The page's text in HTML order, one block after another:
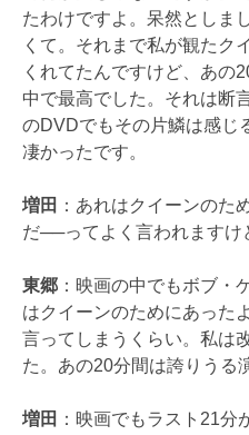
たわけですよ。呆然としま
くて。それまで私が観たク
くれてたんですけど、あの
中で最高でした。それは断
のDVDでもその片鱗は感じ
凄かったです。
増田 ：あれはクイーンのた
だ──ってよく言われますけ
東郷 ：映画の中でもボブ・
はクイーンのためにあった
言ってしまうくらい。私は
た。あの20分間は誇りうる
増田 ：映画でもラスト21